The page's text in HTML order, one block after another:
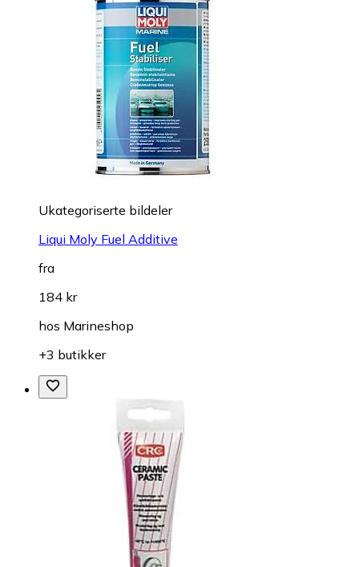
Ukategoriserte bildeler
Liqui Moly Fuel Additive
fra
184 kr
hos Marineshop
+3 butikker